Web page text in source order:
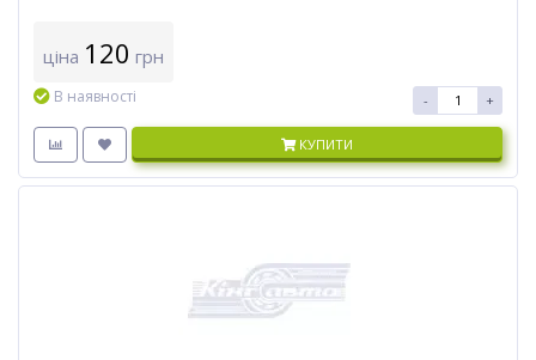
ціна 120 грн
В наявності - +
КУПИТИ